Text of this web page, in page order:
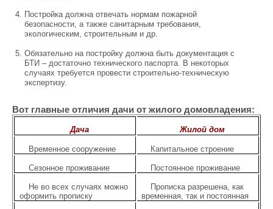
Постройка должна отвечать нормам пожарной
безопасности, а также санитарным требования,
экологическим, строительным и др.
Обязательно на постройку должна быть документация с
БТИ – достаточно технического паспорта. В некоторых
случаях требуется провести строительно-техническую
экспертизу.
Вот главные отличия дачи от жилого домовладения:
Дача Жилой дом
Временное сооружение Капитальное строение
Сезонное проживание Постоянное проживание
Не во всех случаях можно
оформить прописку
Прописка разрешена, как
временная, так и постоянная